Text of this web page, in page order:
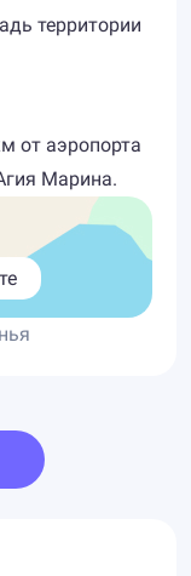
территории
от аэропорта
Марина.